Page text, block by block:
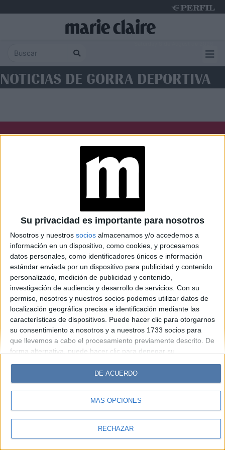
Su privacidad es importante para nosotros
Nosotros y nuestros socios almacenamos y/o accedemos a
información en un dispositivo, como cookies, y procesamos
datos personales, como identificadores únicos e información
estándar enviada por un dispositivo para publicidad y contenido
personalizado, medición de publicidad y contenido,
investigación de audiencia y desarrollo de servicios. Con su
permiso, nosotros y nuestros socios podemos utilizar datos de
localización geográfica precisa e identificación mediante las
características de dispositivos. Puede hacer clic para otorgarnos
su consentimiento a nosotros y a nuestros 1733 socios para
que llevemos a cabo el procesamiento previamente descrito. De
forma alternativa, puede hacer clic para denegar su
cambiar sus preferencias antes de otorgar su consentimiento.
Tenga en cuenta que algún procesamiento de sus datos
personales puede no requerir de su consentimiento, pero usted
tiene el derecho de rechazar tal procesamiento. Sus
sus preferencias o retirar su consentimiento en cualquier
MÁS OPCIONES
RECHAZAR
DE ACUERDO
NOTICIAS DE GORRA DEPORTIVA
Caras Noticias
Weekend Parabrisas
Look
Luz Mía Lunateen Break BATimes
© Perfil.com 2006-2019 - Todos los derechos reservados
Registro de Propiedad Intelectual: Nro. 5346433